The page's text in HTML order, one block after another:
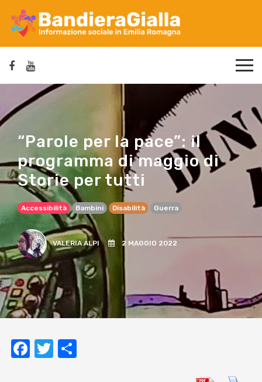
“Parole per la pace”: il
programma di maggio di
Storie per tutti
Accessibilità Bambini Disabilità Guerra
VALERIA ALPI 2 MAGGIO 2022
Facebook
Twitter